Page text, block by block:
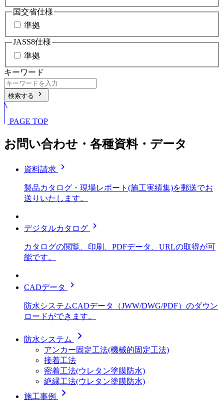
国交省仕様
準拠
JASS8仕様
準拠
キーワード
検索する chevron_right
PAGE TOP
お問い合わせ・各種資料・データ
資料請求 chevron_right
製品カタログ・現場レポート(施工実績集)を郵送でお
送りいたします。
デジタルカタログ chevron_right
カタログの閲覧、印刷、PDFデータ、URLの取得が可
能です。
CADデータ chevron_right
防水システムCADデータ（JWW/DWG/PDF）のダウン
ロードができます。
防水システム chevron_right
アンカー固定工法(機械的固定工法)
接着工法
密着工法(ウレタン塗膜防水)
絶縁工法(ウレタン塗膜防水)
施工事例
chevron_right